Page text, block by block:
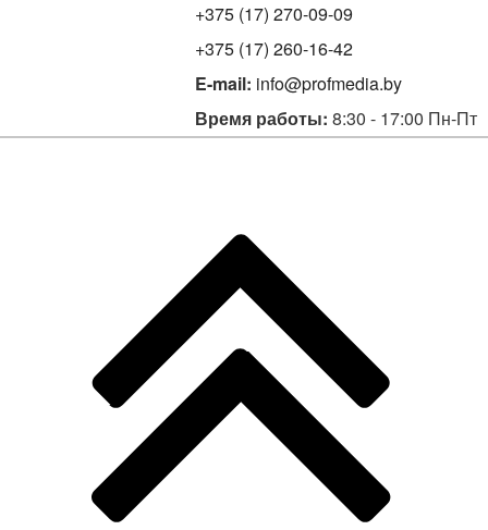
+375 (17) 270-09-09
+375 (17) 260-16-42
E-mail: info@profmedia.by
Время работы: 8:30 - 17:00 Пн-Пт